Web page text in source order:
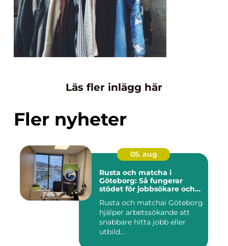
Läs fler inlägg här
Fler nyheter
05. aug
Rusta och matcha i
Göteborg: Så fungerar
stödet för jobbsökare och
Rusta och matchai Göteborg
hjälper arbetssökande att
snabbare hitta jobb eller
utbild...